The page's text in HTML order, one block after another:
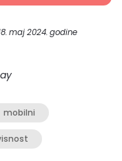
maj 2024. godine
mobilni